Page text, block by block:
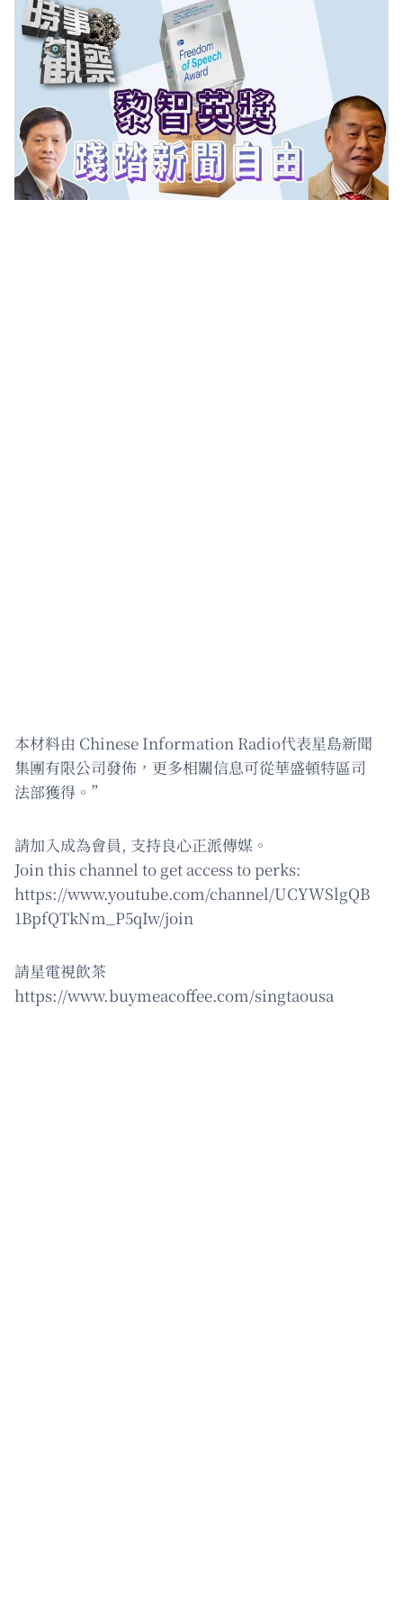
本材料由 Chinese Information Radio代表星島新聞
集團有限公司發佈，更多相關信息可從華盛頓特區司
法部獲得。”
請加入成為會員, 支持良心正派傳媒。
Join this channel to get access to perks:
https://www.youtube.com/channel/UCYWSlgQB
1BpfQTkNm_P5qIw/join
請星電視飲茶
https://www.buymeacoffee.com/singtaousa